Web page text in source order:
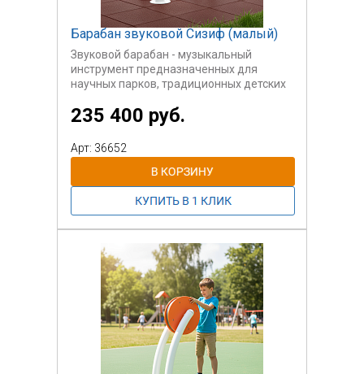
Барабан звуковой Сизиф (малый)
Звуковой барабан - музыкальный
инструмент предназначенных для
научных парков, традиционных детских
использован на инклюзивных
площадках для детей с ОВЗ.
Возраст пользователей 3-12 лет.
235 400 руб.
Арт: 36652